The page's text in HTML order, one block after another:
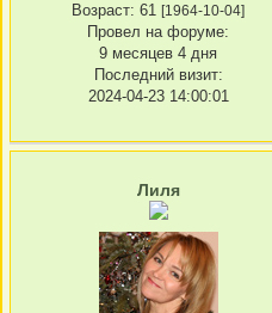
Возраст: 61 [1964-10-04]
Провел на форуме:
9 месяцев 4 дня
Последний визит:
2024-04-23 14:00:01
Лиля